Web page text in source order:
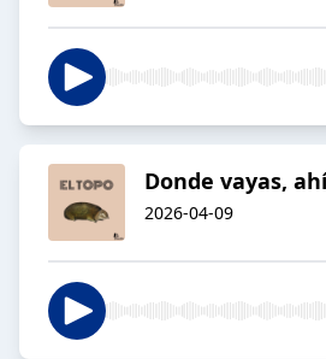
Donde vayas,
2026-04-09